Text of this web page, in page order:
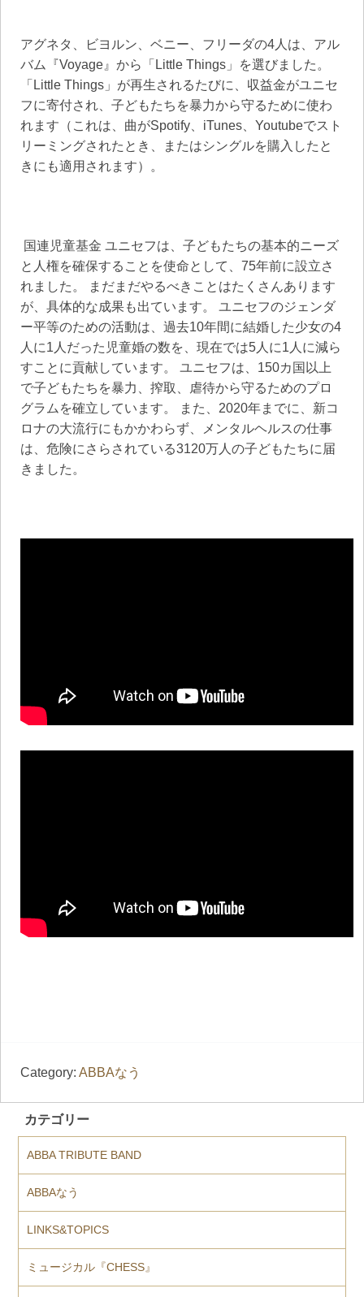
アグネタ、ビヨルン、ベニー、フリーダの4人は、アル
バム『Voyage』から「Little Things」を選びました。
「Little Things」が再生されるたびに、収益金がユニセ
フに寄付され、子どもたちを暴力から守るために使わ
れます（これは、曲がSpotify、iTunes、Youtubeでスト
リーミングされたとき、またはシングルを購入したと
きにも適用されます）。
国連児童基金 ユニセフは、子どもたちの基本的ニーズ
と人権を確保することを使命として、75年前に設立さ
れました。 まだまだやるべきことはたくさんあります
が、具体的な成果も出ています。 ユニセフのジェンダ
ー平等のための活動は、過去10年間に結婚した少女の4
人に1人だった児童婚の数を、現在では5人に1人に減ら
すことに貢献しています。 ユニセフは、150カ国以上
で子どもたちを暴力、搾取、虐待から守るためのプロ
グラムを確立しています。 また、2020年までに、新コ
ロナの大流行にもかかわらず、メンタルヘルスの仕事
は、危険にさらされている3120万人の子どもたちに届
きました。
Category: ABBAなう
カテゴリー
ABBA TRIBUTE BAND
ABBAなう
LINKS&TOPICS
ミュージカル『CHESS』